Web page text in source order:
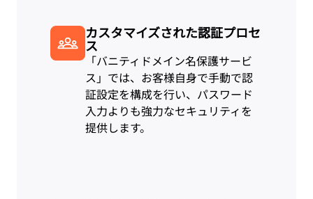
カスタマイズされた認証プロセ
ス
「バニティドメイン名保護サービ
ス」では、お客様自身で手動で認
証設定を構成を行い、パスワード
入力よりも強力なセキュリティを
提供します。